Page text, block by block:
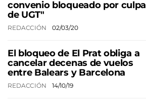
convenio bloqueado por culpa
de UGT"
REDACCIÓN 02/03/20
El bloqueo de El Prat obliga a
cancelar decenas de vuelos
entre Balears y Barcelona
REDACCIÓN 14/10/19